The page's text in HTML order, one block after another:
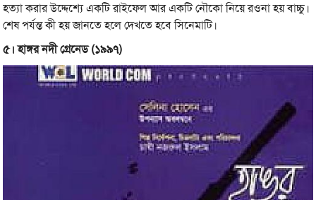
হত্যা করার উদ্দেশ্যে একটি রাইফেল আর একটি নৌকো নিয়ে রওনা হয় বাচ্চু।
শেষ পর্যন্ত কী হয় জানতে হলে দেখতে হবে সিনেমাটি।
৫। হাঙ্গর নদী গ্রেনেড (১৯৯৭)